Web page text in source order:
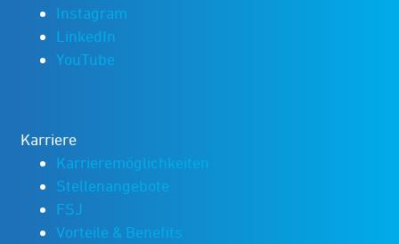
Instagram
LinkedIn
YouTube
Karriere
Karrieremöglichkeiten
Stellenangebote
FSJ
Vorteile & Benefits